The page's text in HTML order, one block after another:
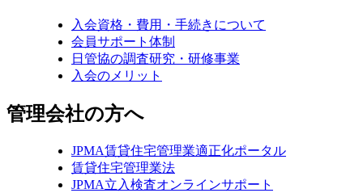
入会資格・費用・手続きについて
会員サポート体制
日管協の調査研究・研修事業
入会のメリット
管理会社の方へ
JPMA賃貸住宅管理業適正化ポータル
賃貸住宅管理業法
JPMA立入検査オンラインサポート